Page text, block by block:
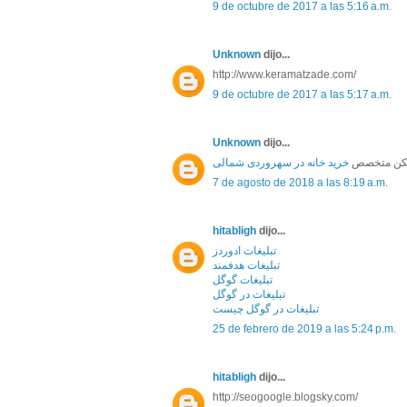
9 de octubre de 2017 a las 5:16 a.m.
Unknown dijo...
http://www.keramatzade.com/
9 de octubre de 2017 a las 5:17 a.m.
Unknown dijo...
متخصص خرید خانه در سهروردی شمالی
7 de agosto de 2018 a las 8:19 a.m.
hitabligh dijo...
تبلیغات ادوردز
تبلیغات هدفمند
تبلیغات گوگل
تبلیغات در گوگل
تبلیغات در گوگل چیست
25 de febrero de 2019 a las 5:24 p.m.
hitabligh dijo...
http://seogoogle.blogsky.com/